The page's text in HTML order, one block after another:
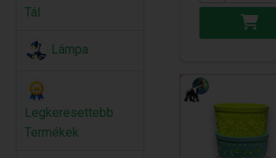
Tál
Lámpa
Legkeresettebb
Termékek